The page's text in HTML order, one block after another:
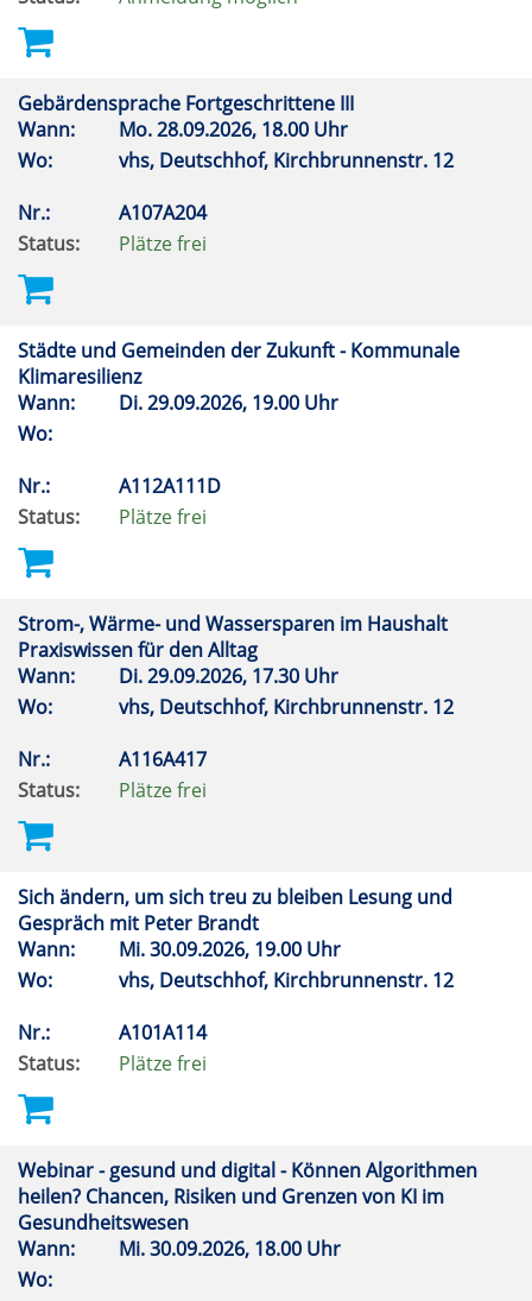
Gebärdensprache Fortgeschrittene III
Wann:
Mo.28.09.2026, 18.00 Uhr
Wo:
vhs, Deutschhof, Kirchbrunnenstr. 12
Nr.:
A107A204
Status:
Plätze frei
Städte und Gemeinden der Zukunft - Kommunale
Klimaresilienz
Wann:
Di.29.09.2026, 19.00 Uhr
Wo:
Nr.:
A112A111D
Status:
Plätze frei
Strom-, Wärme- und Wassersparen im Haushalt
Praxiswissen für den Alltag
Wann:
Di.29.09.2026, 17.30 Uhr
Wo:
vhs, Deutschhof, Kirchbrunnenstr. 12
Nr.:
A116A417
Status:
Plätze frei
Sich ändern, um sich treu zu bleiben Lesung und
Gespräch mit Peter Brandt
Wann:
Mi.30.09.2026, 19.00 Uhr
Wo:
vhs, Deutschhof, Kirchbrunnenstr. 12
Nr.:
A101A114
Status:
Plätze frei
Webinar - gesund und digital - Können Algorithmen
heilen? Chancen, Risiken und Grenzen von KI im
Gesundheitswesen
Wann:
Mi.30.09.2026, 18.00 Uhr
Wo: